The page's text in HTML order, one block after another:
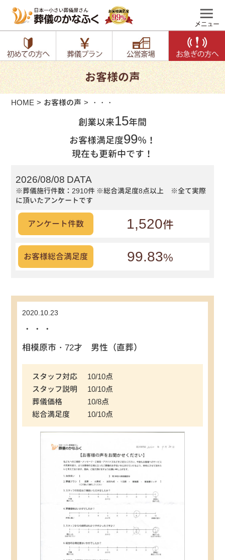
お客様の声
HOME お客様の声 ・・・
創業以来15年間
お客様満足度99％！
現在も更新中です！
2026/08/08 DATA
※葬儀施行件数：2910件 ※総合満足度8点以上 ※全て実際
に頂いたアンケートです
アンケート件数 1,520件
お客様総合満足度 99.83%
2020.10.23
・・・
相模原市・72才 男性（直葬）
スタッフ対応
10/10点
スタッフ説明
10/10点
葬儀価格
10/8点
総合満足度
10/10点